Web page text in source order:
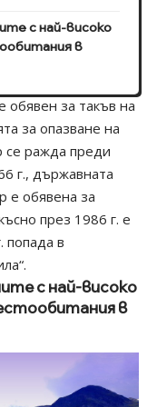
с най-високо
в
обявен за такъв на
за опазване на
се ражда преди
г., държавната
е обявена за
през 1986 г. е
попада в
с най-високо
в